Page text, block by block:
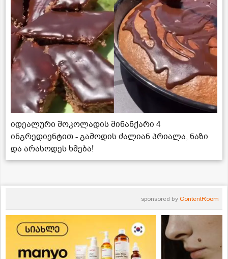
იდეალური შოკოლადის მინანქარი 4
ინგრედიენტით - გამოდის ძალიან პრიალა, ნაზი
და არასოდეს ხმება!
sponsored by ContentRoom